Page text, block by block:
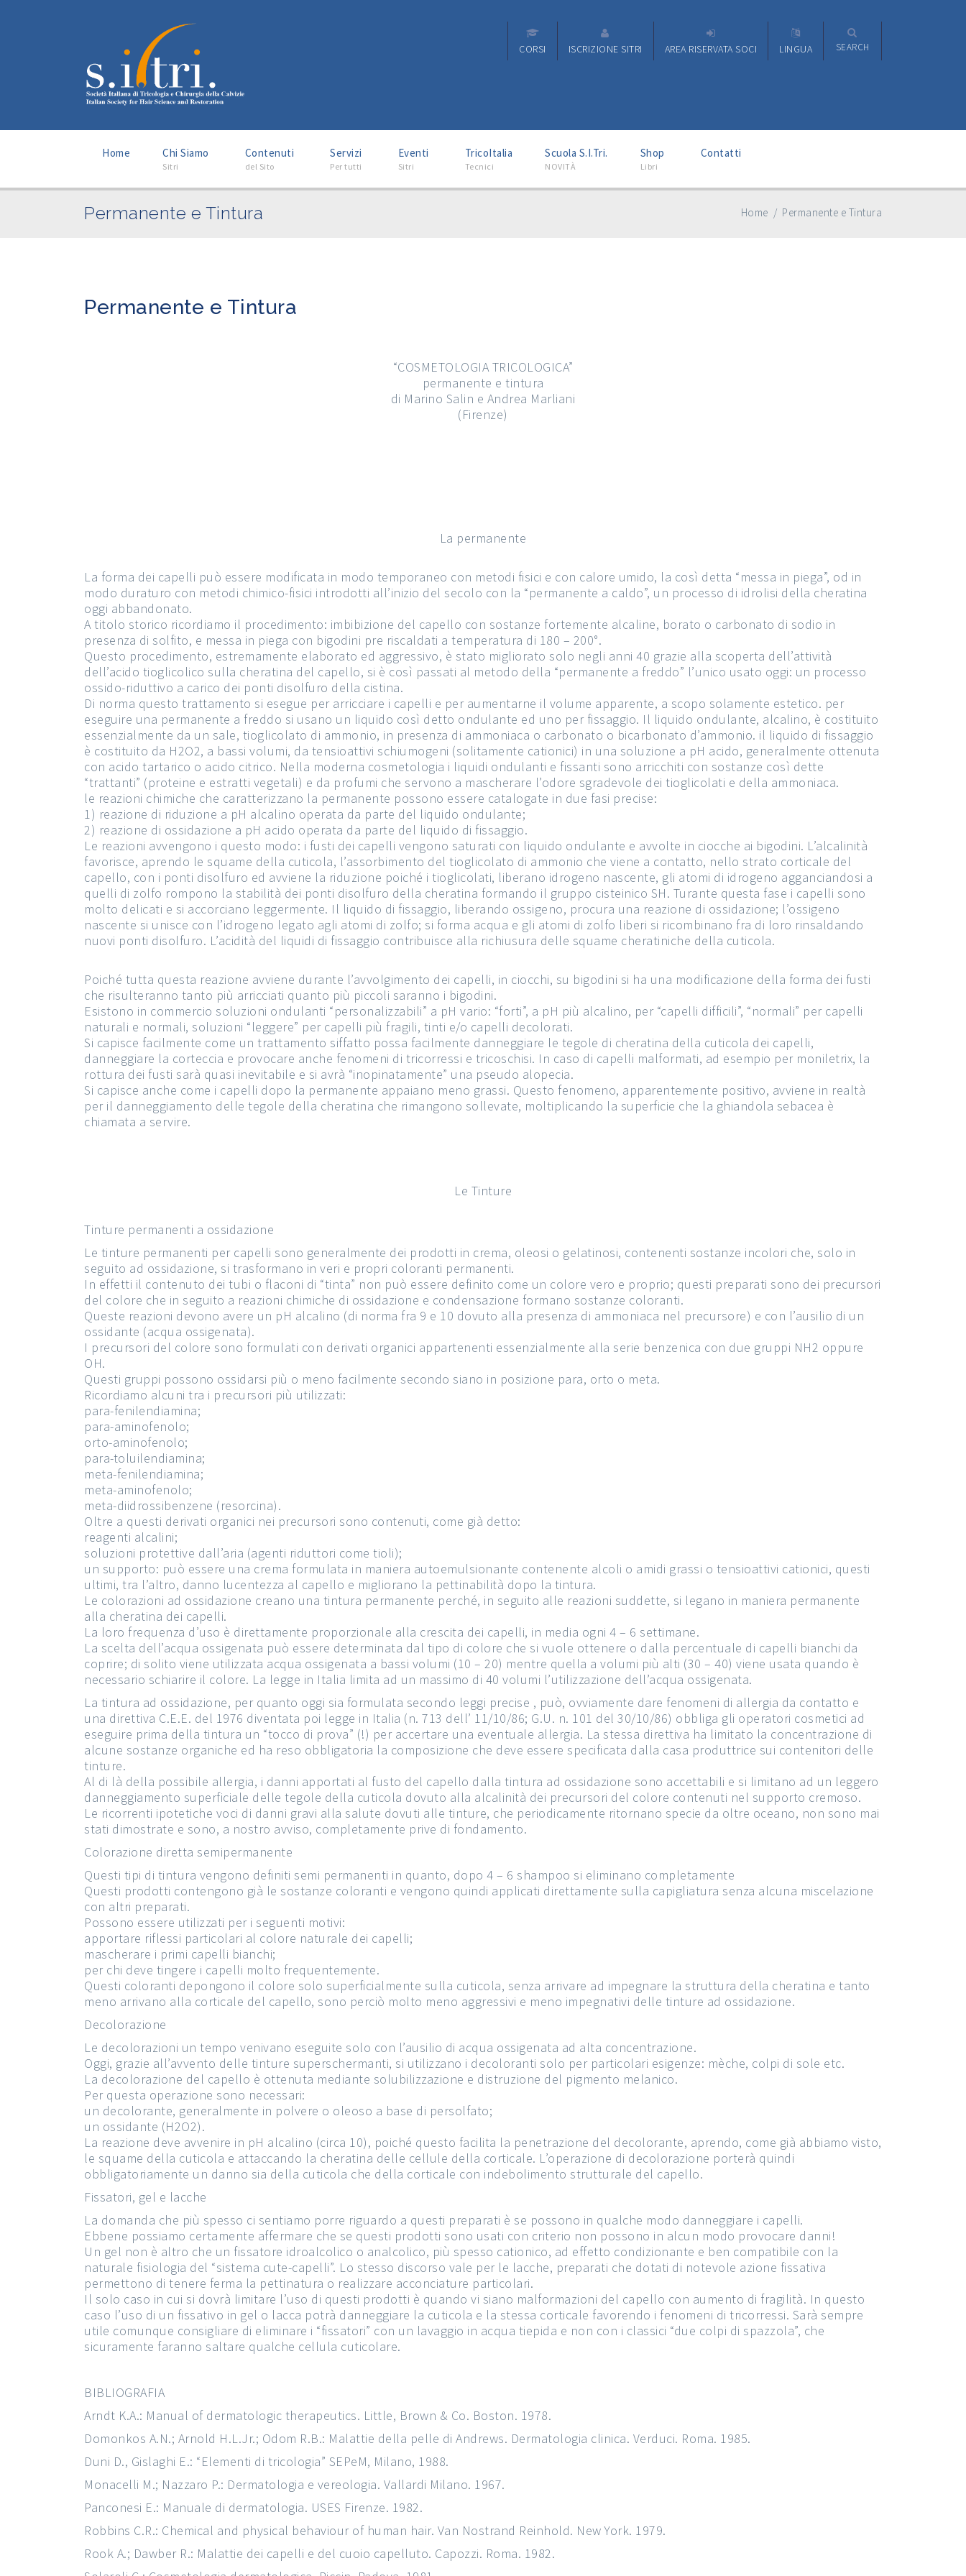
CORSI ISCRIZIONE SITRI AREA RISERVATA SOCI LINGUA SEARCH
Home Chi Siamo
Sitri
Contenuti
del Sito
Servizi
Per tutti
Eventi
Sitri
TricoItalia
Tecnici
Scuola S.I.Tri.
NOVITÀ
Shop
Libri
Contatti
Permanente e Tintura Home / Permanente e Tintura
Permanente e Tintura
“COSMETOLOGIA TRICOLOGICA”
permanente e tintura
di Marino Salin e Andrea Marliani
(Firenze)
La permanente
La forma dei capelli può essere modificata in modo temporaneo con metodi fisici e con calore umido, la così detta “messa in piega”, od in
modo duraturo con metodi chimico-fisici introdotti all’inizio del secolo con la “permanente a caldo”, un processo di idrolisi della cheratina
oggi abbandonato.
A titolo storico ricordiamo il procedimento: imbibizione del capello con sostanze fortemente alcaline, borato o carbonato di sodio in
presenza di solfito, e messa in piega con bigodini pre riscaldati a temperatura di 180 – 200°.
Questo procedimento, estremamente elaborato ed aggressivo, è stato migliorato solo negli anni 40 grazie alla scoperta dell’attività
dell’acido tioglicolico sulla cheratina del capello, si è così passati al metodo della “permanente a freddo” l’unico usato oggi: un processo
ossido-riduttivo a carico dei ponti disolfuro della cistina.
Di norma questo trattamento si esegue per arricciare i capelli e per aumentarne il volume apparente, a scopo solamente estetico. per
eseguire una permanente a freddo si usano un liquido così detto ondulante ed uno per fissaggio. Il liquido ondulante, alcalino, è costituito
essenzialmente da un sale, tioglicolato di ammonio, in presenza di ammoniaca o carbonato o bicarbonato d’ammonio. il liquido di fissaggio
è costituito da H2O2, a bassi volumi, da tensioattivi schiumogeni (solitamente cationici) in una soluzione a pH acido, generalmente ottenuta
con acido tartarico o acido citrico. Nella moderna cosmetologia i liquidi ondulanti e fissanti sono arricchiti con sostanze così dette
“trattanti” (proteine e estratti vegetali) e da profumi che servono a mascherare l’odore sgradevole dei tioglicolati e della ammoniaca.
le reazioni chimiche che caratterizzano la permanente possono essere catalogate in due fasi precise:
1) reazione di riduzione a pH alcalino operata da parte del liquido ondulante;
2) reazione di ossidazione a pH acido operata da parte del liquido di fissaggio.
Le reazioni avvengono i questo modo: i fusti dei capelli vengono saturati con liquido ondulante e avvolte in ciocche ai bigodini. L’alcalinità
favorisce, aprendo le squame della cuticola, l’assorbimento del tioglicolato di ammonio che viene a contatto, nello strato corticale del
capello, con i ponti disolfuro ed avviene la riduzione poiché i tioglicolati, liberano idrogeno nascente, gli atomi di idrogeno agganciandosi a
quelli di zolfo rompono la stabilità dei ponti disolfuro della cheratina formando il gruppo cisteinico SH. Turante questa fase i capelli sono
molto delicati e si accorciano leggermente. Il liquido di fissaggio, liberando ossigeno, procura una reazione di ossidazione; l’ossigeno
nascente si unisce con l’idrogeno legato agli atomi di zolfo; si forma acqua e gli atomi di zolfo liberi si ricombinano fra di loro rinsaldando
nuovi ponti disolfuro. L’acidità del liquidi di fissaggio contribuisce alla richiusura delle squame cheratiniche della cuticola.
Poiché tutta questa reazione avviene durante l’avvolgimento dei capelli, in ciocchi, su bigodini si ha una modificazione della forma dei fusti
che risulteranno tanto più arricciati quanto più piccoli saranno i bigodini.
Esistono in commercio soluzioni ondulanti “personalizzabili” a pH vario: “forti”, a pH più alcalino, per “capelli difficili”, “normali” per capelli
naturali e normali, soluzioni “leggere” per capelli più fragili, tinti e/o capelli decolorati.
Si capisce facilmente come un trattamento siffatto possa facilmente danneggiare le tegole di cheratina della cuticola dei capelli,
danneggiare la corteccia e provocare anche fenomeni di tricorressi e tricoschisi. In caso di capelli malformati, ad esempio per moniletrix, la
rottura dei fusti sarà quasi inevitabile e si avrà “inopinatamente” una pseudo alopecia.
Si capisce anche come i capelli dopo la permanente appaiano meno grassi. Questo fenomeno, apparentemente positivo, avviene in realtà
per il danneggiamento delle tegole della cheratina che rimangono sollevate, moltiplicando la superficie che la ghiandola sebacea è
chiamata a servire.
Le Tinture
Tinture permanenti a ossidazione
Le tinture permanenti per capelli sono generalmente dei prodotti in crema, oleosi o gelatinosi, contenenti sostanze incolori che, solo in
seguito ad ossidazione, si trasformano in veri e propri coloranti permanenti.
In effetti il contenuto dei tubi o flaconi di “tinta” non può essere definito come un colore vero e proprio; questi preparati sono dei precursori
del colore che in seguito a reazioni chimiche di ossidazione e condensazione formano sostanze coloranti.
Queste reazioni devono avere un pH alcalino (di norma fra 9 e 10 dovuto alla presenza di ammoniaca nel precursore) e con l’ausilio di un
ossidante (acqua ossigenata).
I precursori del colore sono formulati con derivati organici appartenenti essenzialmente alla serie benzenica con due gruppi NH2 oppure
OH.
Questi gruppi possono ossidarsi più o meno facilmente secondo siano in posizione para, orto o meta.
Ricordiamo alcuni tra i precursori più utilizzati:
para-fenilendiamina;
para-aminofenolo;
orto-aminofenolo;
para-toluilendiamina;
meta-fenilendiamina;
meta-aminofenolo;
meta-diidrossibenzene (resorcina).
Oltre a questi derivati organici nei precursori sono contenuti, come già detto:
reagenti alcalini;
soluzioni protettive dall’aria (agenti riduttori come tioli);
un supporto: può essere una crema formulata in maniera autoemulsionante contenente alcoli o amidi grassi o tensioattivi cationici, questi
ultimi, tra l’altro, danno lucentezza al capello e migliorano la pettinabilità dopo la tintura.
Le colorazioni ad ossidazione creano una tintura permanente perché, in seguito alle reazioni suddette, si legano in maniera permanente
alla cheratina dei capelli.
La loro frequenza d’uso è direttamente proporzionale alla crescita dei capelli, in media ogni 4 – 6 settimane.
La scelta dell’acqua ossigenata può essere determinata dal tipo di colore che si vuole ottenere o dalla percentuale di capelli bianchi da
coprire; di solito viene utilizzata acqua ossigenata a bassi volumi (10 – 20) mentre quella a volumi più alti (30 – 40) viene usata quando è
necessario schiarire il colore. La legge in Italia limita ad un massimo di 40 volumi l’utilizzazione dell’acqua ossigenata.
La tintura ad ossidazione, per quanto oggi sia formulata secondo leggi precise , può, ovviamente dare fenomeni di allergia da contatto e
una direttiva C.E.E. del 1976 diventata poi legge in Italia (n. 713 dell’ 11/10/86; G.U. n. 101 del 30/10/86) obbliga gli operatori cosmetici ad
eseguire prima della tintura un “tocco di prova” (!) per accertare una eventuale allergia. La stessa direttiva ha limitato la concentrazione di
alcune sostanze organiche ed ha reso obbligatoria la composizione che deve essere specificata dalla casa produttrice sui contenitori delle
tinture.
Al di là della possibile allergia, i danni apportati al fusto del capello dalla tintura ad ossidazione sono accettabili e si limitano ad un leggero
danneggiamento superficiale delle tegole della cuticola dovuto alla alcalinità dei precursori del colore contenuti nel supporto cremoso.
Le ricorrenti ipotetiche voci di danni gravi alla salute dovuti alle tinture, che periodicamente ritornano specie da oltre oceano, non sono mai
stati dimostrate e sono, a nostro avviso, completamente prive di fondamento.
Colorazione diretta semipermanente
Questi tipi di tintura vengono definiti semi permanenti in quanto, dopo 4 – 6 shampoo si eliminano completamente
Questi prodotti contengono già le sostanze coloranti e vengono quindi applicati direttamente sulla capigliatura senza alcuna miscelazione
con altri preparati.
Possono essere utilizzati per i seguenti motivi:
apportare riflessi particolari al colore naturale dei capelli;
mascherare i primi capelli bianchi;
per chi deve tingere i capelli molto frequentemente.
Questi coloranti depongono il colore solo superficialmente sulla cuticola, senza arrivare ad impegnare la struttura della cheratina e tanto
meno arrivano alla corticale del capello, sono perciò molto meno aggressivi e meno impegnativi delle tinture ad ossidazione.
Decolorazione
Le decolorazioni un tempo venivano eseguite solo con l’ausilio di acqua ossigenata ad alta concentrazione.
Oggi, grazie all’avvento delle tinture superschermanti, si utilizzano i decoloranti solo per particolari esigenze: mèche, colpi di sole etc.
La decolorazione del capello è ottenuta mediante solubilizzazione e distruzione del pigmento melanico.
Per questa operazione sono necessari:
un decolorante, generalmente in polvere o oleoso a base di persolfato;
un ossidante (H2O2).
La reazione deve avvenire in pH alcalino (circa 10), poiché questo facilita la penetrazione del decolorante, aprendo, come già abbiamo visto,
le squame della cuticola e attaccando la cheratina delle cellule della corticale. L’operazione di decolorazione porterà quindi
obbligatoriamente un danno sia della cuticola che della corticale con indebolimento strutturale del capello.
Fissatori, gel e lacche
La domanda che più spesso ci sentiamo porre riguardo a questi preparati è se possono in qualche modo danneggiare i capelli.
Ebbene possiamo certamente affermare che se questi prodotti sono usati con criterio non possono in alcun modo provocare danni!
Un gel non è altro che un fissatore idroalcolico o analcolico, più spesso cationico, ad effetto condizionante e ben compatibile con la
naturale fisiologia del “sistema cute-capelli”. Lo stesso discorso vale per le lacche, preparati che dotati di notevole azione fissativa
permettono di tenere ferma la pettinatura o realizzare acconciature particolari.
Il solo caso in cui si dovrà limitare l’uso di questi prodotti è quando vi siano malformazioni del capello con aumento di fragilità. In questo
caso l’uso di un fissativo in gel o lacca potrà danneggiare la cuticola e la stessa corticale favorendo i fenomeni di tricorressi. Sarà sempre
utile comunque consigliare di eliminare i “fissatori” con un lavaggio in acqua tiepida e non con i classici “due colpi di spazzola”, che
sicuramente faranno saltare qualche cellula cuticolare.
BIBLIOGRAFIA
Arndt K.A.: Manual of dermatologic therapeutics. Little, Brown & Co. Boston. 1978.
Domonkos A.N.; Arnold H.L.Jr.; Odom R.B.: Malattie della pelle di Andrews. Dermatologia clinica. Verduci. Roma. 1985.
Duni D., Gislaghi E.: “Elementi di tricologia” SEPeM, Milano, 1988.
Monacelli M.; Nazzaro P.: Dermatologia e vereologia. Vallardi Milano. 1967.
Panconesi E.: Manuale di dermatologia. USES Firenze. 1982.
Robbins C.R.: Chemical and physical behaviour of human hair. Van Nostrand Reinhold. New York. 1979.
Rook A.; Dawber R.: Malattie dei capelli e del cuoio capelluto. Capozzi. Roma. 1982.